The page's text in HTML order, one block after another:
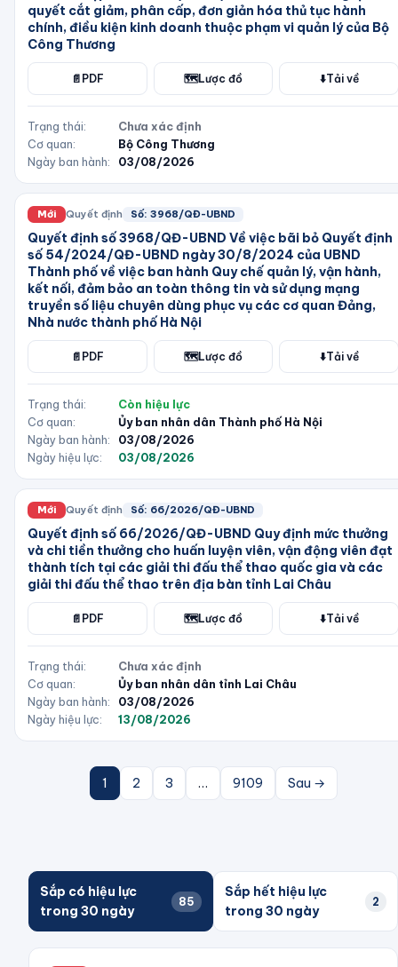
quyết cắt giảm, phân cấp, đơn giản hóa thủ tục hành
chính, điều kiện kinh doanh thuộc phạm vi quản lý của Bộ
Công Thương
📄 PDF 🗺️Lược đồ ⬇️Tải về
Trạng thái:
Chưa xác định
Cơ quan:
Bộ Công Thương
Ngày ban hành:
03/08/2026
Mới Quyết định Số: 3968/QĐ-UBND
Quyết định số 3968/QĐ-UBND Về việc bãi bỏ Quyết định
số 54/2024/QĐ-UBND ngày 30/8/2024 của UBND
Thành phố về việc ban hành Quy chế quản lý, vận hành,
kết nối, đảm bảo an toàn thông tin và sử dụng mạng
truyền số liệu chuyên dùng phục vụ các cơ quan Đảng,
Nhà nước thành phố Hà Nội
📄 PDF 🗺️Lược đồ ⬇️Tải về
Trạng thái:
Còn hiệu lực
Cơ quan:
Ủy ban nhân dân Thành phố Hà Nội
Ngày ban hành:
03/08/2026
Ngày hiệu lực:
03/08/2026
Mới Quyết định Số: 66/2026/QĐ-UBND
Quyết định số 66/2026/QĐ-UBND Quy định mức thưởng
và chi tiền thưởng cho huấn luyện viên, vận động viên đạt
thành tích tại các giải thi đấu thể thao quốc gia và các
giải thi đấu thể thao trên địa bàn tỉnh Lai Châu
📄 PDF 🗺️Lược đồ ⬇️Tải về
Trạng thái:
Chưa xác định
Cơ quan:
Ủy ban nhân dân tỉnh Lai Châu
Ngày ban hành:
03/08/2026
Ngày hiệu lực:
13/08/2026
1 2 3 … 9109 Sau →
Sắp có hiệu lực
trong 30 ngày
85
Sắp hết hiệu lực
trong 30 ngày
2